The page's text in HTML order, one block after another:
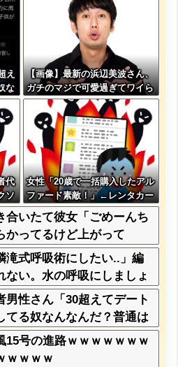
と公式声明←これどう言うこと
なんや！？？？？？？？？
え
な
が
【画像】最新の浜辺美波さん、
ガチのマジで可愛過ぎてワイら
をドキドキさせてしまうw w w
w w w w
代
ソ
ｗ
女性「20歳で一括購入したアル
ファード素敵！」←レンタカー
だろと批判殺到
合いたて彼女「ごめーんち
かってるけど上がって
だったらコレ別れる
滝式呼吸術にしたい..」編
ない。水の呼吸にしましょ
男性さん「30超えてデート
てる奴なんなんだ？普通は
いるぞ」→
15号の進路ｗｗｗｗｗｗｗ
ｗｗｗｗ